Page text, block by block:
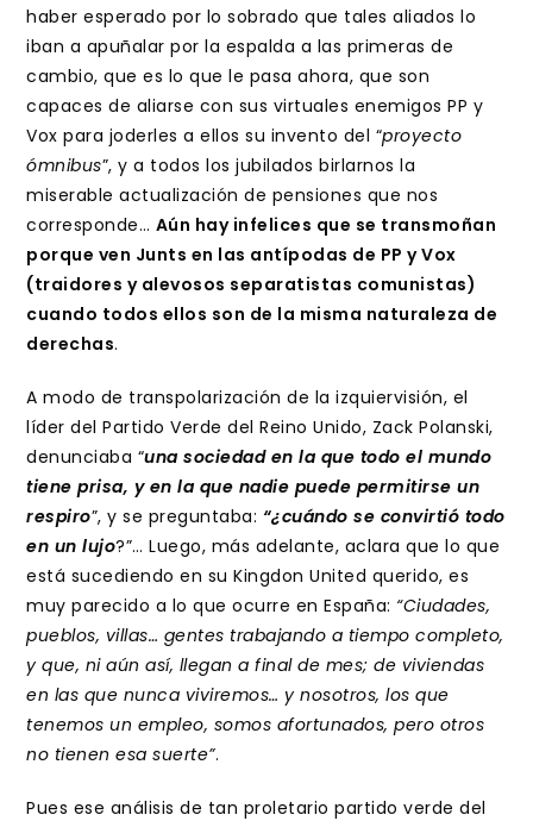
haber esperado por lo sobrado que tales aliados lo
iban a apuñalar por la espalda a las primeras de
cambio, que es lo que le pasa ahora, que son
capaces de aliarse con sus virtuales enemigos PP y
Vox para joderles a ellos su invento del “proyecto
ómnibus”, y a todos los jubilados birlarnos la
miserable actualización de pensiones que nos
corresponde… Aún hay infelices que se transmoñan
porque ven Junts en las antípodas de PP y Vox
(traidores y alevosos separatistas comunistas)
cuando todos ellos son de la misma naturaleza de
derechas.
A modo de transpolarización de la izquiervisión, el
líder del Partido Verde del Reino Unido, Zack Polanski,
denunciaba “una sociedad en la que todo el mundo
tiene prisa, y en la que nadie puede permitirse un
respiro”, y se preguntaba: “¿cuándo se convirtió todo
en un lujo?”… Luego, más adelante, aclara que lo que
está sucediendo en su Kingdon United querido, es
muy parecido a lo que ocurre en España:“Ciudades,
pueblos, villas… gentes trabajando a tiempo completo,
y que, ni aún así, llegan a final de mes; de viviendas
en las que nunca viviremos… y nosotros, los que
tenemos un empleo, somos afortunados, pero otros
no tienen esa suerte”.
Pues ese análisis de tan proletario partido verde del